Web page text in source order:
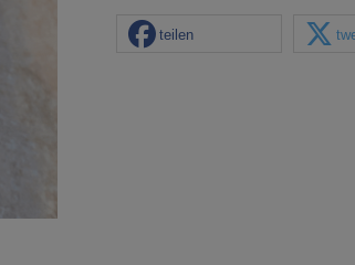
teilen